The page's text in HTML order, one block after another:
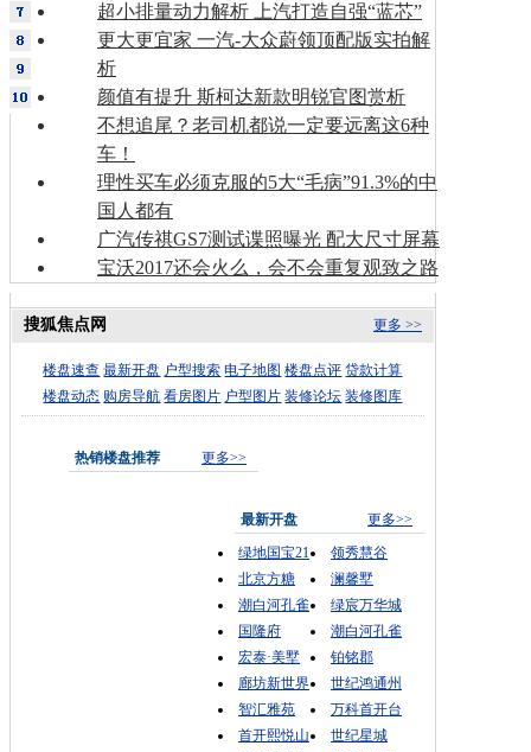
超小排量动力解析 上汽打造自强“蓝芯”
更大更宜家 一汽-大众蔚领顶配版实拍解
析
颜值有提升 斯柯达新款明锐官图赏析
不想追尾？老司机都说一定要远离这6种
车！
理性买车必须克服的5大“毛病”91.3%的中
国人都有
广汽传祺GS7测试谍照曝光 配大尺寸屏幕
宝沃2017还会火么，会不会重复观致之路
更多 >>
搜狐焦点网
楼盘速查 最新开盘 户型搜索 电子地图 楼盘点评 贷款计算
楼盘动态 购房导航 看房图片 户型图片 装修论坛 装修图库
热销楼盘推荐 更多>>
最新开盘
更多>>
绿地国宝21
领秀慧谷
北京方糖
澜馨墅
潮白河孔雀
绿宸万华城
国隆府
潮白河孔雀
宏泰·美墅
铂铭郡
廊坊新世界
世纪鸿通州
智汇雅苑
万科首开台
首开熙悦山
世纪星城